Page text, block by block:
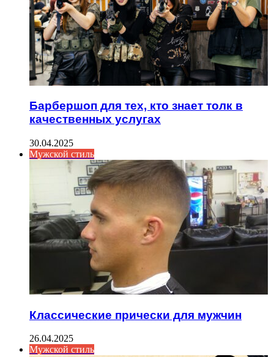
Барбершоп для тех, кто знает толк в
качественных услугах
30.04.2025
Мужской стиль
Классические прически для мужчин
26.04.2025
Мужской стиль